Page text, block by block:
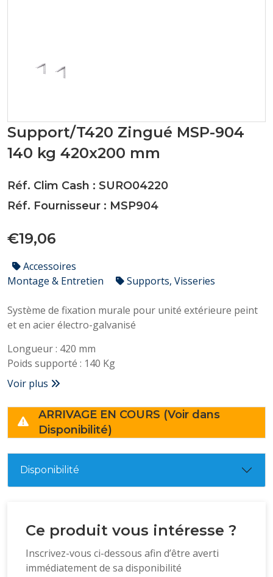
Support/T420 Zingué MSP-904
140 kg 420x200 mm
Réf. Clim Cash : SURO04220
Réf. Fournisseur : MSP904
€19,06
Accessoires
Montage & Entretien
Supports, Visseries
Système de fixation murale pour unité extérieure peint
et en acier électro-galvanisé
Longueur : 420 mm
Poids supporté : 140 Kg
Voir plus
ARRIVAGE EN COURS (Voir dans
Disponibilité)
Disponibilité
Ce produit vous intéresse ?
Inscrivez-vous ci-dessous afin d’être averti
immédiatement de sa disponibilité